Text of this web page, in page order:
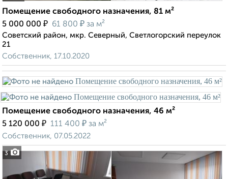
Помещение свободного назначения, 81 м²
5 000 000 ₽ 61 800 ₽ за м²
Советский район, мкр. Северный, Светлогорский переулок
21
Собственник, 17.10.2020
3
Помещение свободного назначения, 46 м²
5 120 000 ₽ 111 400 ₽ за м²
Собственник, 07.05.2022